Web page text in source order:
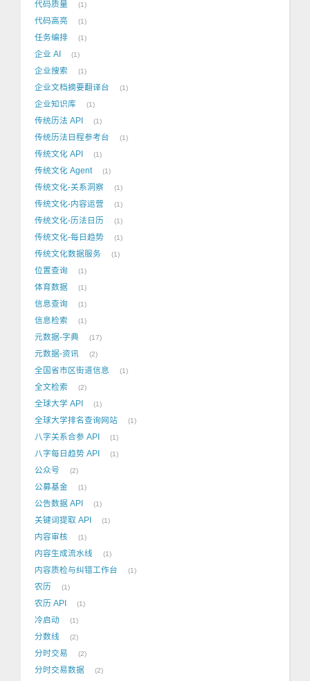
代码质量 1
代码高亮 1
任务编排 1
企业 AI 1
企业搜索 1
企业文档摘要翻译台 1
企业知识库 1
传统历法 API 1
传统历法日程参考台 1
传统文化 API 1
传统文化 Agent 1
传统文化-关系洞察 1
传统文化-内容运营 1
传统文化-历法日历 1
传统文化-每日趋势 1
传统文化数据服务 1
位置查询 1
体育数据 1
信息查询 1
信息检索 1
元数据-字典 17
元数据-资讯 2
全国省市区街道信息 1
全文检索 2
全球大学 API 1
全球大学排名查询网站 1
八字关系合参 API 1
八字每日趋势 API 1
公众号 2
公募基金 1
公告数据 API 1
关键词提取 API 1
内容审核 1
内容生成流水线 1
内容质检与纠错工作台 1
农历 1
农历 API 1
冷启动 1
分数线 2
分时交易 2
分时交易数据 2